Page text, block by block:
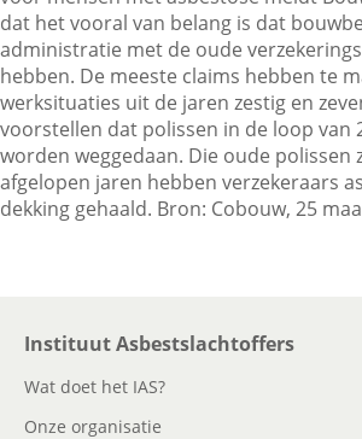
Contactgegevens
Zoeken
dat het vooral van belang is dat
administratie met de oude
hebben. De meeste claims hebben te
werksituaties uit de jaren zestig en
voorstellen dat polissen in de loop van
worden weggedaan. Die oude polissen
afgelopen jaren hebben verzekeraars
dekking gehaald. Bron: Cobouw, 25
Instituut Asbestslachtoffers
Wat doet het IAS?
Onze organisatie